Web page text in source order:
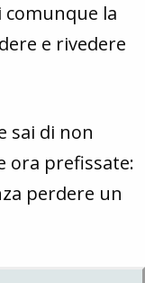
la
e rivedere
sai di non
ora prefissate:
perdere un